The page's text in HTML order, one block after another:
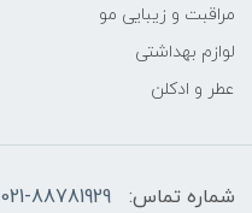
مراقبت و زیبایی مو
لوازم بهداشتی
عطر و ادکلن
شماره تماس: 021-88781929